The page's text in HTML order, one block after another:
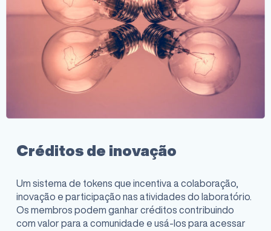
Créditos de inovação
Um sistema de tokens que incentiva a colaboração,
inovação e participação nas atividades do laboratório.
Os membros podem ganhar créditos contribuindo
com valor para a comunidade e usá-los para acessar